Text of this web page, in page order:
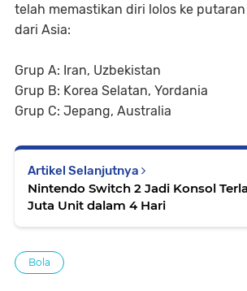
telah memastikan diri lolos ke
dari Asia:
Grup A: Iran, Uzbekistan
Grup B: Korea Selatan, Yordania
Grup C: Jepang, Australia
Artikel Selanjutnya
Nintendo Switch 2 Jadi Konsol
Juta Unit dalam 4 Hari
Bola